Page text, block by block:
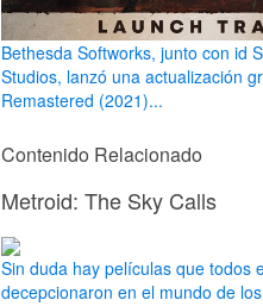
Bethesda Softworks, junto con id
Studios, lanzó una actualización
Remastered (2021)...
Contenido Relacionado
Metroid: The Sky Calls
Sin duda hay películas que todos
decepcionaron en el mundo de